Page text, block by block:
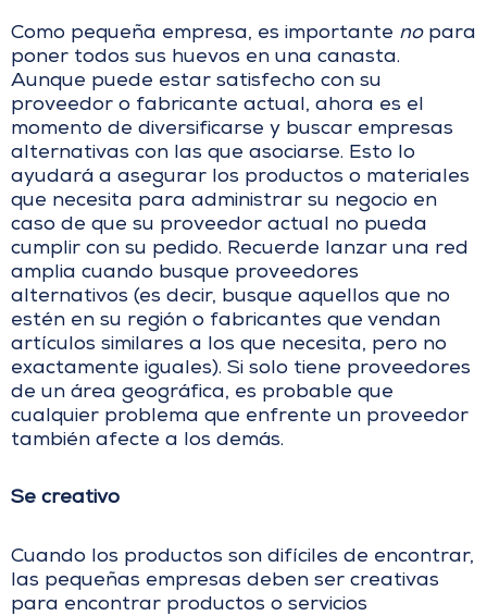
Como pequeña empresa, es importante no para
poner todos sus huevos en una canasta.
Aunque puede estar satisfecho con su
proveedor o fabricante actual, ahora es el
momento de diversificarse y buscar empresas
alternativas con las que asociarse. Esto lo
ayudará a asegurar los productos o materiales
que necesita para administrar su negocio en
caso de que su proveedor actual no pueda
cumplir con su pedido. Recuerde lanzar una red
amplia cuando busque proveedores
alternativos (es decir, busque aquellos que no
estén en su región o fabricantes que vendan
artículos similares a los que necesita, pero no
exactamente iguales). Si solo tiene proveedores
de un área geográfica, es probable que
cualquier problema que enfrente un proveedor
también afecte a los demás.
Se creativo
Cuando los productos son difíciles de encontrar,
las pequeñas empresas deben ser creativas
para encontrar productos o servicios